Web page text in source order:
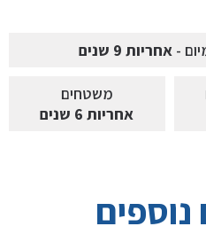
- אחריות 9 שנים
משטחים
אחריות 6 שנים
נוספים